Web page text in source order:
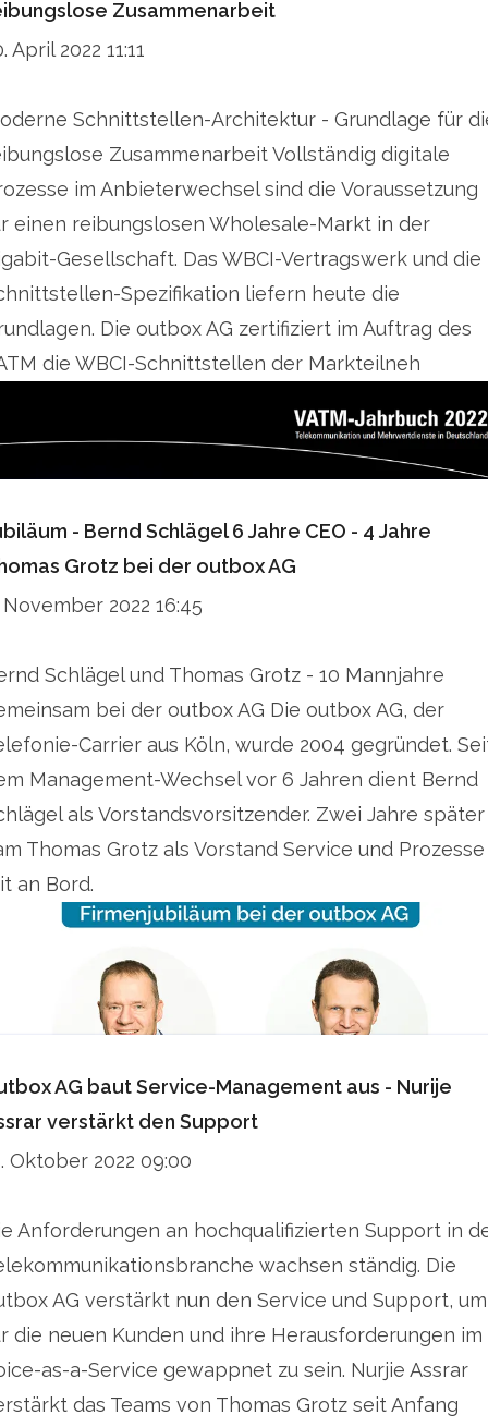
Zusammenarbeit
April 2022 11:11
Schnittstellen-Architektur - Grundlage für
Zusammenarbeit Vollständig digitale
im Anbieterwechsel sind die Voraussetzung
einen reibungslosen Wholesale-Markt in der
Gesellschaft. Das WBCI-Vertragswerk und die
Spezifikation liefern heute die
Die outbox AG zertifiziert im Auftrag des
die WBCI-Schnittstellen der Markteilneh
- Bernd Schlägel 6 Jahre CEO - 4 Jahre
Grotz bei der outbox AG
November 2022 16:45
Schlägel und Thomas Grotz - 10 Mannjahre
bei der outbox AG Die outbox AG, der
Carrier aus Köln, wurde 2004 gegründet.
Management-Wechsel vor 6 Jahren dient Bernd
als Vorstandsvorsitzender. Zwei Jahre später
Thomas Grotz als Vorstand Service und Prozesse
an Bord.
AG baut Service-Management aus - Nurije
verstärkt den Support
Oktober 2022 09:00
Anforderungen an hochqualifizierten Support in
wachsen ständig. Die
AG verstärkt nun den Service und Support, um
die neuen Kunden und ihre Herausforderungen im
as-a-Service gewappnet zu sein. Nurjie Assrar
das Teams von Thomas Grotz seit Anfang